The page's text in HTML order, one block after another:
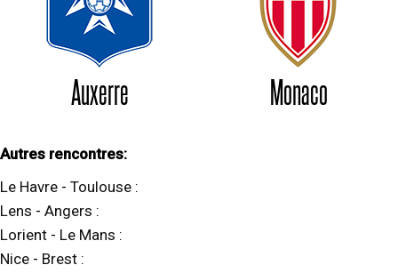
Auxerre Monaco
Autres rencontres:
Le Havre - Toulouse :
Lens - Angers :
Lorient - Le Mans :
Nice - Brest :